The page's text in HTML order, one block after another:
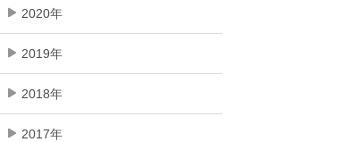
2020年
2019年
2018年
2017年